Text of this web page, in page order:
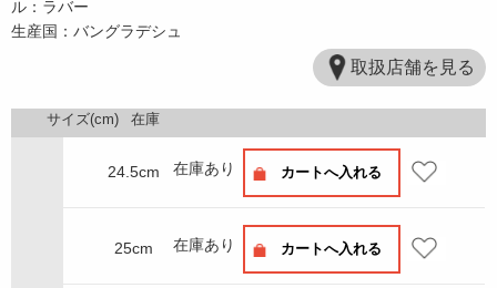
ル：ラバー
生産国：バングラデシュ
取扱店舗を見る
サイズ(cm) 在庫
24.5cm 在庫あり カートへ入れる
25cm 在庫あり カートへ入れる